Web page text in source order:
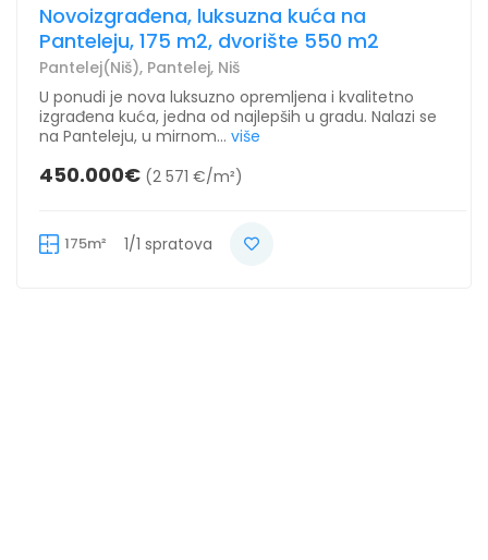
Novoizgrađena, luksuzna kuća na
Panteleju, 175 m2, dvorište 550 m2
Pantelej(Niš), Pantelej, Niš
U ponudi je nova luksuzno opremljena i kvalitetno
izgrađena kuća, jedna od najlepših u gradu. Nalazi se
na Panteleju, u mirnom... više
450.000€ (2 571 €/m²)
175m² 1/1 spratova